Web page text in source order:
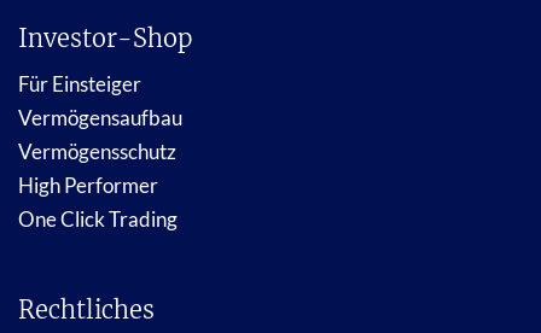
Investor-Shop
Für Einsteiger
Vermögensaufbau
Vermögensschutz
High Performer
One Click Trading
Rechtliches